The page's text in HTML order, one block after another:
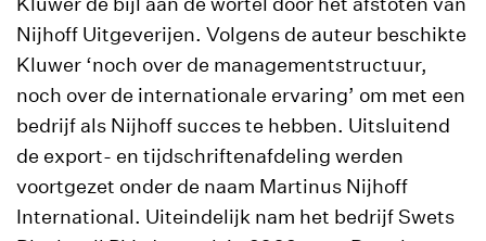
Nijhoff Uitgeverijen. Volgens de auteur beschikte
Kluwer ‘noch over de managementstructuur,
noch over de internationale ervaring’ om met een
bedrijf als Nijhoff succes te hebben. Uitsluitend
de export- en tijdschriftenafdeling werden
voortgezet onder de naam Martinus Nijhoff
International. Uiteindelijk nam het bedrijf Swets